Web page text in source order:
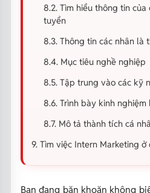
8.2. Tìm hiểu thông tin
tuyển
8.3. Thông tin các nhân là
8.4. Mục tiêu nghề nghiệp
8.5. Tập trung vào các kỹ
8.6. Trình bày kinh nghiệm
8.7. Mô tả thành tích cá
9. Tìm việc Intern Marketing ở
Bạn đang băn khoăn không